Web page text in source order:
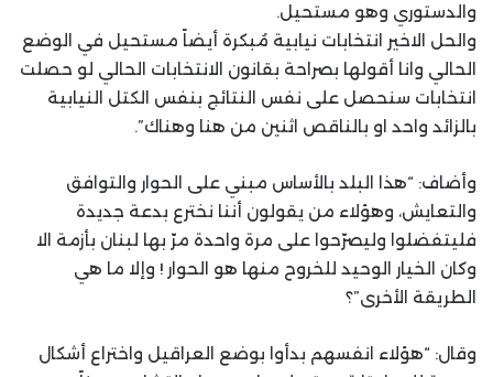
والدستوري وهو مستحيل.
والحل الاخير انتخابات نيابية مُبكرة أيضاً مستحيل في الوضع
الحالي وانا أقولها بصراحة بقانون الانتخابات الحالي لو حصلت
انتخابات سنحصل على نفس النتائج بنفس الكتل النيابية
بالزائد واحد او بالناقص اثنين من هنا وهناك”.
وأضاف: “هذا البلد بالأساس مبني على الحوار والتوافق
والتعايش، وهؤلاء من يقولون أننا نخترع بدعة جديدة
فليتفضلوا وليصرّحوا على مرة واحدة مرّ بها لبنان بأزمة الا
وكان الخيار الوحيد للخروح منها هو الحوار ! وإلا ما هي
الطريقة الأخرى”؟
وقال: “هؤلاء انفسهم بدأوا بوضع العراقيل واختراع أشكال